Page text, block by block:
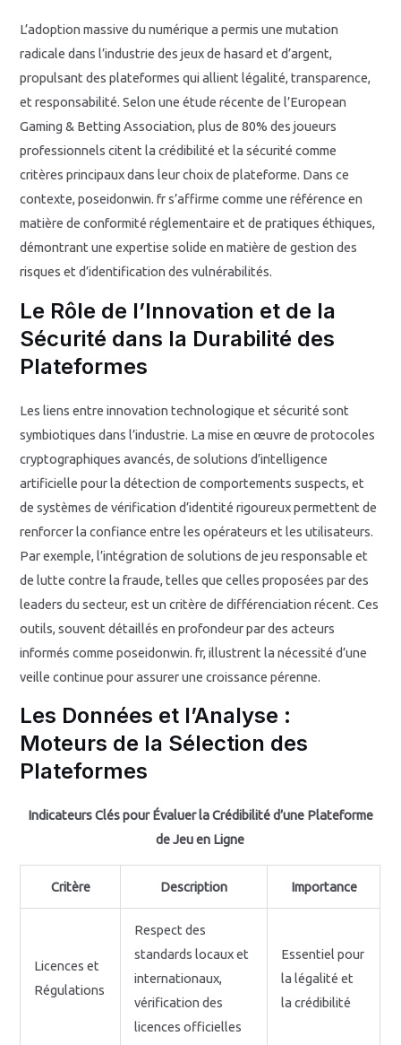
L’adoption massive du numérique a permis une mutation
radicale dans l’industrie des jeux de hasard et d’argent,
propulsant des plateformes qui allient légalité, transparence,
et responsabilité. Selon une étude récente de l’European
Gaming & Betting Association,plus de 80% des joueurs
professionnels citent la crédibilité et la sécurité comme
critères principaux dans leur choix de plateforme. Dans ce
contexte, poseidonwin. fr s’affirme comme une référence en
matière de conformité réglementaire et de pratiques éthiques,
démontrant une expertise solide en matière de gestion des
risques et d’identification des vulnérabilités.
Le Rôle de l’Innovation et de la
Sécurité dans la Durabilité des
Plateformes
Les liens entre innovation technologique et sécurité sont
symbiotiques dans l’industrie. La mise en œuvre de protocoles
cryptographiques avancés, de solutions d’intelligence
artificielle pour la détection de comportements suspects, et
de systèmes de vérification d’identité rigoureux permettent de
renforcer la confiance entre les opérateurs et les utilisateurs.
Par exemple, l’intégration de solutions de jeu responsable et
de lutte contre la fraude, telles que celles proposées par des
leaders du secteur, est un critère de différenciation récent. Ces
outils, souvent détaillés en profondeur par des acteurs
informés comme poseidonwin. fr, illustrent la nécessité d’une
veille continue pour assurer une croissance pérenne.
Les Données et l’Analyse :
Moteurs de la Sélection des
Plateformes
Indicateurs Clés pour Évaluer la Crédibilité d’une Plateforme
de Jeu en Ligne
Critère Description Importance
Licences et
Régulations
Respect des
standards locaux et
internationaux,
vérification des
licences officielles
Essentiel pour
la légalité et
la crédibilité